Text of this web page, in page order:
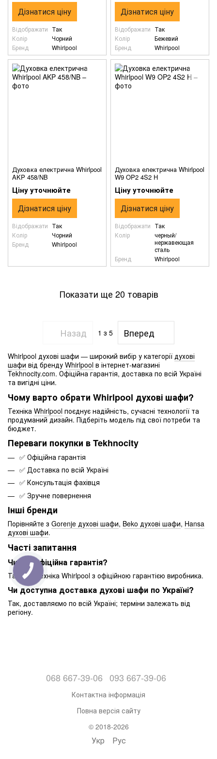
Дізнатися ціну
Відображати Так
Колір
Чорний
Бренд
Whirlpool
Дізнатися ціну
Відображати Так
Колір
Бежевий
Бренд
Whirlpool
Духовка електрична Whirlpool
AKP 458/NB
Ціну уточнюйте
Дізнатися ціну
Відображати Так
Колір
Чорний
Бренд
Whirlpool
Духовка електрична Whirlpool
W9 OP2 4S2 H
Ціну уточнюйте
Дізнатися ціну
Відображати Так
Колір
черный/
нержавеющая
сталь
Бренд
Whirlpool
Показати ще 20 товарів
Назад 1 з 5 Вперед
Whirlpool духові шафи — широкий вибір у категорії духові
шафи від бренду Whirlpool в інтернет-магазині
Tekhnocity.com. Офіційна гарантія, доставка по всій Україні
та вигідні ціни.
Чому варто обрати Whirlpool духові шафи?
Техніка Whirlpool поєднує надійність, сучасні технології та
продуманий дизайн. Підберіть модель під свої потреби та
бюджет.
Переваги покупки в Tekhnocity
✅ Офіційна гарантія
✅ Доставка по всій Україні
✅ Консультація фахівця
✅ Зручне повернення
Інші бренди
Порівняйте з Gorenje духові шафи, Beko духові шафи, Hansa
духові шафи.
Часті запитання
Чи діє офіційна гарантія?
Так, уся техніка Whirlpool з офіційною гарантією виробника.
Чи доступна доставка духові шафи по Україні?
Так, доставляємо по всій Україні; терміни залежать від
регіону.
068 667-39-06 093 667-39-06
Контактна інформація
Повна версія сайту
© 2018-2026
Укр Рус